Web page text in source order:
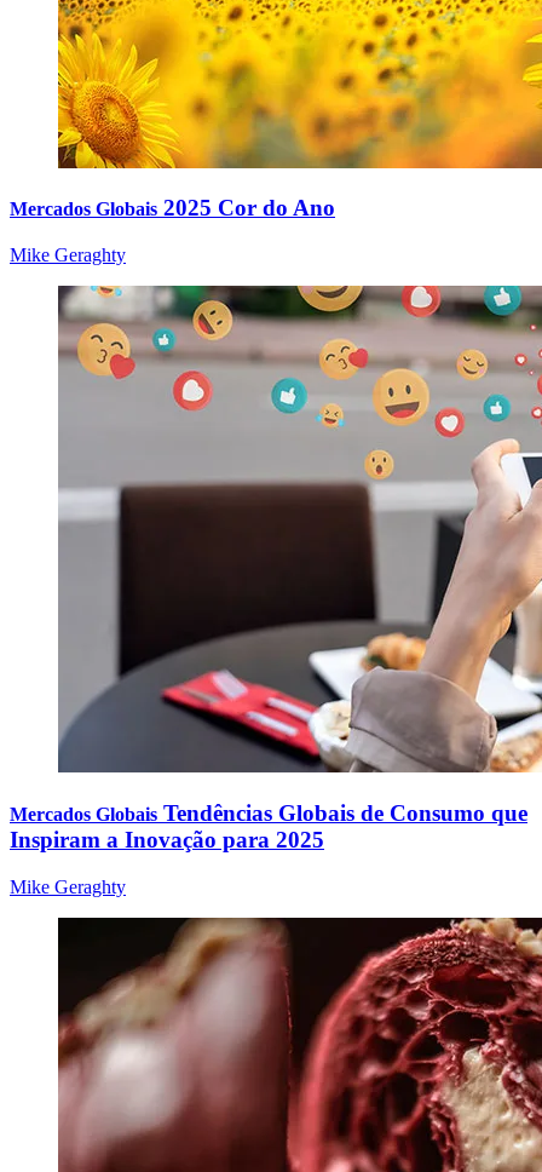
Mercados Globais 2025 Cor do Ano
Mike Geraghty
Mercados Globais Tendências Globais de Consumo que
Inspiram a Inovação para 2025
Mike Geraghty